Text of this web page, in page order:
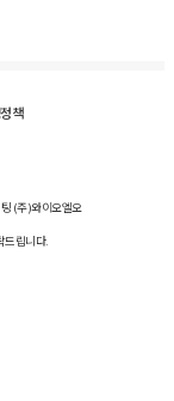
책
(주)와이오엘오
드립니다.